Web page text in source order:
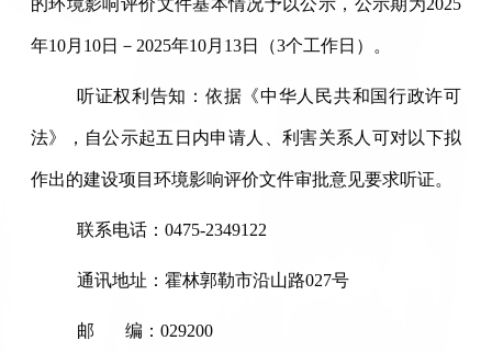
年10月10日－2025年10月13日（3个工作日）。
听证权利告知：依据《中华人民共和国行政许可
法》，自公示起五日内申请人、利害关系人可对以下拟
作出的建设项目环境影响评价文件审批意见要求听证。
联系电话：0475-2349122
通讯地址：霍林郭勒市沿山路027号
邮 编：029200